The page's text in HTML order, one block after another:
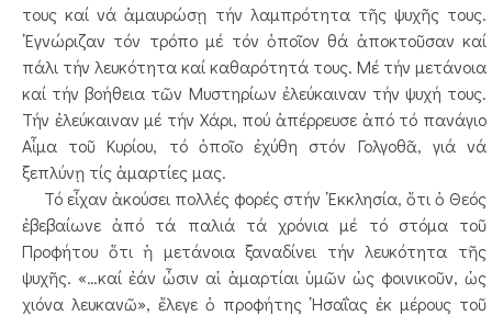
τους καί νά ἀμαυρώσῃ τήν λαμπρότητα τῆς ψυχῆς τους.
᾿Εγνώριζαν τόν τρόπο μέ τόν ὁποῖον θά ἀποκτοῦσαν καί
πάλι τήν λευκότητα καί καθαρότητά τους. Μέ τήν μετάνοια
καί τήν βοήθεια τῶν Μυστηρίων ἐλεύκαιναν τήν ψυχή τους.
Τήν ἐλεύκαιναν μέ τήν Χάρι, πού ἀπέρρευσε ἀπό τό πανάγιο
Αἷμα τοῦ Κυρίου, τό ὁποῖο ἐχύθη στόν Γολγοθᾶ, γιά νά
ξεπλύνῃ τίς ἁμαρτίες μας.
Τό εἶχαν ἀκούσει πολλές φορές στήν ᾿Εκκλησία, ὅτι ὁ Θεός
ἐβεβαίωνε ἀπό τά παλιά τά χρόνια μέ τό στόμα τοῦ
Προφήτου ὅτι ἡ μετάνοια ξαναδίνει τήν λευκότητα τῆς
ψυχῆς. «…καί ἐάν ὦσιν αἱ ἁμαρτίαι ὑμῶν ὡς φοινικοῦν, ὡς
χιόνα λευκανῶ», ἔλεγε ὁ προφήτης ῾Ησαΐας ἐκ μέρους τοῦ